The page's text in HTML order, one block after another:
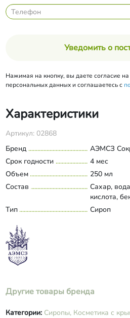
Уведомить о
Нажимая на кнопку, вы даете согласие на
персональных данных и соглашаетесь с
Характеристики
Артикул: 02868
Бренд
АЭМСЗ
Срок годности
4 мес
Объем
250 мл
Состав
Сахар,
кислота,
Тип
Сироп
Другие товары бренда
Категории: Сиропы, Косметика с